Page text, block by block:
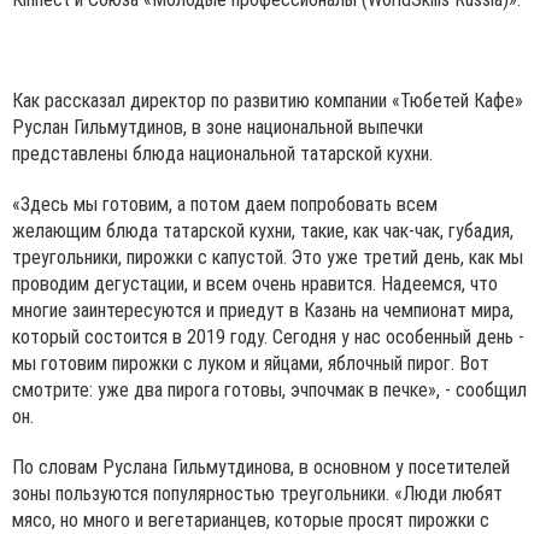
Как рассказал директор по развитию компании «Тюбетей Кафе»
Руслан Гильмутдинов, в зоне национальной выпечки
представлены блюда национальной татарской кухни.
«Здесь мы готовим, а потом даем попробовать всем
желающим блюда татарской кухни, такие, как чак-чак, губадия,
треугольники, пирожки с капустой. Это уже третий день, как мы
проводим дегустации, и всем очень нравится. Надеемся, что
многие заинтересуются и приедут в Казань на чемпионат мира,
который состоится в 2019 году. Сегодня у нас особенный день -
мы готовим пирожки с луком и яйцами, яблочный пирог. Вот
смотрите: уже два пирога готовы, эчпочмак в печке», - сообщил
он.
По словам Руслана Гильмутдинова, в основном у посетителей
зоны пользуются популярностью треугольники. «Люди любят
мясо, но много и вегетарианцев, которые просят пирожки с